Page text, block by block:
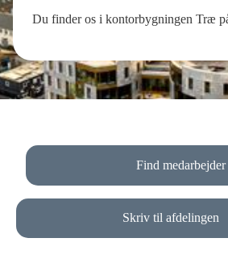
Du finder os i kontorbygningen Træ
Find medarbejder
Skriv til afdelingen